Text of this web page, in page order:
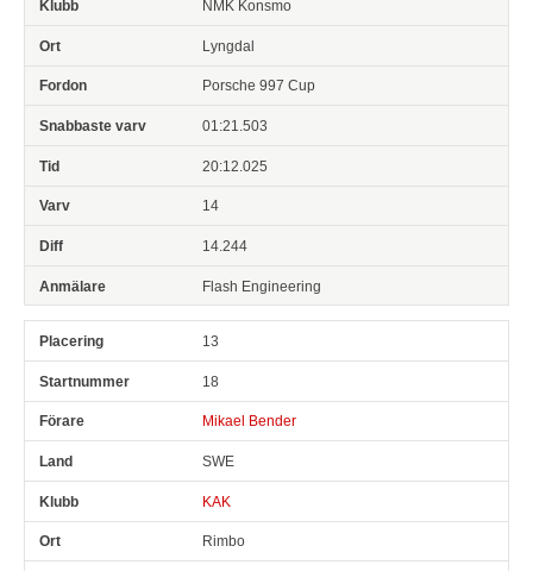
NMK Konsmo
Lyngdal
Porsche 997 Cup
01:21.503
20:12.025
14
14.244
Flash Engineering
13
18
Mikael Bender
SWE
KAK
Rimbo